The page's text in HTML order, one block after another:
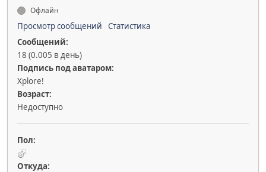
Офлайн
Просмотр сообщений
Статистика
Сообщений:
18 (0.005 в день)
Подпись под аватаром:
Xplore!
Возраст:
Недоступно
Пол:
Откуда: